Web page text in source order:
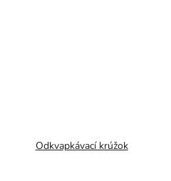
Odkvapkávací krúžok